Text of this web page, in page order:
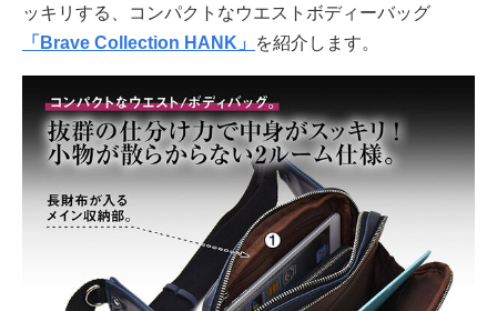
ッキリする、コンパクトなウエストボディーバッグ
「Brave Collection HANK」
を紹介します。